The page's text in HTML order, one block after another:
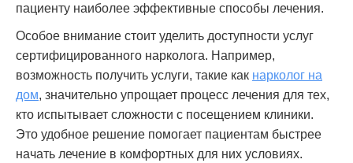
пациенту наиболее эффективные способы лечения.
Особое внимание стоит уделить доступности услуг
сертифицированного нарколога. Например,
возможность получить услуги, такие как нарколог на
дом, значительно упрощает процесс лечения для тех,
кто испытывает сложности с посещением клиники.
Это удобное решение помогает пациентам быстрее
начать лечение в комфортных для них условиях.